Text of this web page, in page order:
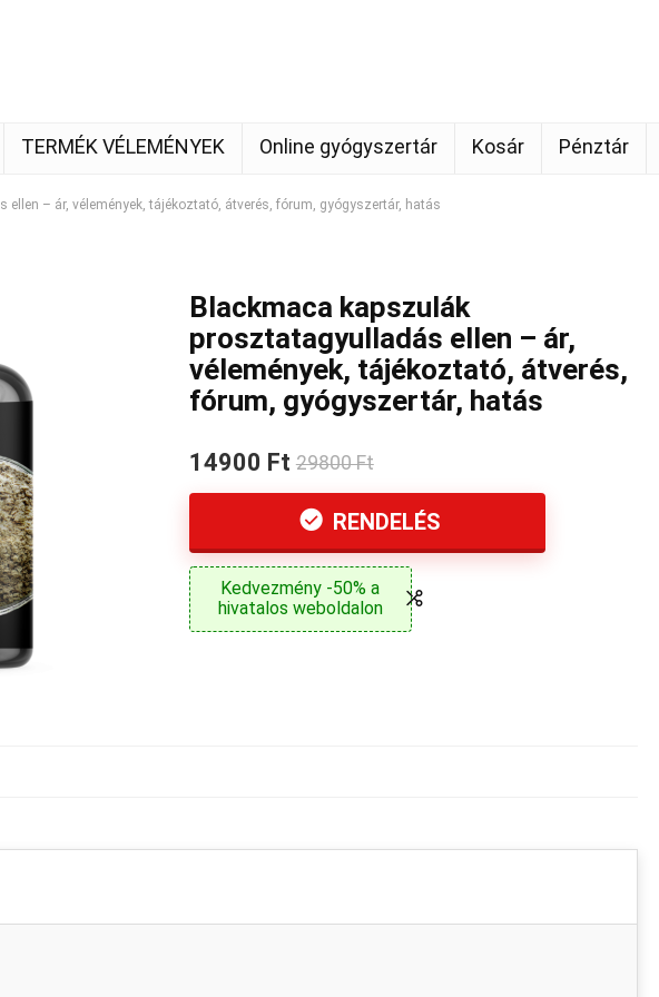
TERMÉK VÉLEMÉNYEK Online gyógyszertár Kosár Pénztár
– ár, vélemények, tájékoztató, átverés, fórum, gyógyszertár, hatás
Blackmaca kapszulák
prosztatagyulladás ellen – ár,
vélemények, tájékoztató, átverés,
fórum, gyógyszertár, hatás
14900 Ft 29800 Ft
RENDELÉS
Kedvezmény -50% a
hivatalos weboldalon